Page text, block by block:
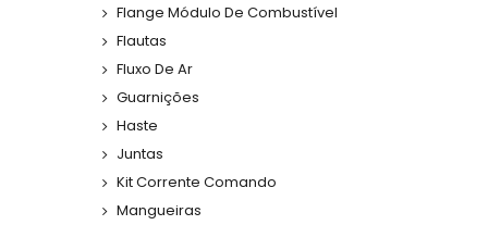
Flange Módulo De Combustível
Flautas
Fluxo De Ar
Guarnições
Haste
Juntas
Kit Corrente Comando
Mangueiras